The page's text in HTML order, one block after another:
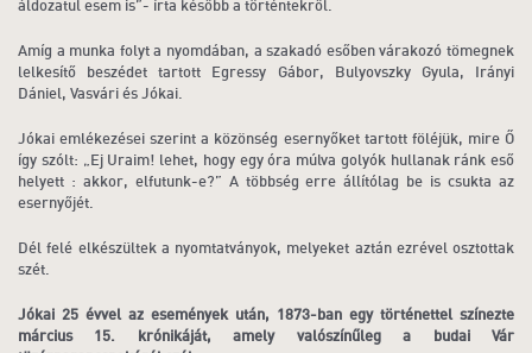
áldozatul esem is”- írta később a történtekről.
Amíg a munka folyt a nyomdában, a szakadó esőben várakozó tömegnek
lelkesítő beszédet tartott Egressy Gábor, Bulyovszky Gyula, Irányi
Dániel, Vasvári és Jókai.
Jókai emlékezései szerint a közönség esernyőket tartott föléjük, mire Ő
így szólt: „Ej Uraim! lehet, hogy egy óra múlva golyók hullanak ránk eső
helyett : akkor, elfutunk-e?” A többség erre állítólag be is csukta az
esernyőjét.
Dél felé elkészültek a nyomtatványok, melyeket aztán ezrével osztottak
szét.
Jókai 25 évvel az események után, 1873-ban egy történettel színezte
március 15. krónikáját, amely valószínűleg a budai Vár